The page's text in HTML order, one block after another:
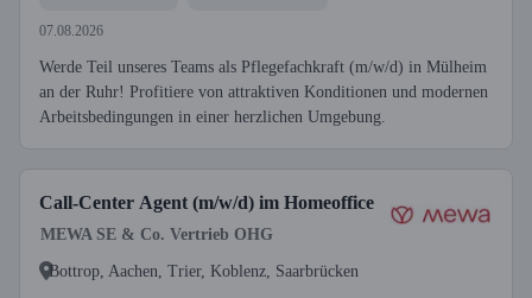
07.08.2026
Werde Teil unseres Teams als Pflegefachkraft (m/w/d) in Mülheim
an der Ruhr! Profitiere von attraktiven Konditionen und modernen
Arbeitsbedingungen in einer herzlichen Umgebung.
Call-Center Agent (m/w/d) im Homeoffice
MEWA SE & Co. Vertrieb OHG
Bottrop, Aachen, Trier, Koblenz, Saarbrücken